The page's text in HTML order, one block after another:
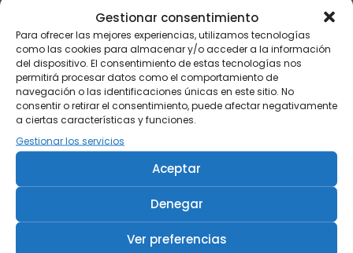
Gestionar consentimiento
Para ofrecer las mejores experiencias, utilizamos tecnologías
como las cookies para almacenar y/o acceder a la información
del dispositivo. El consentimiento de estas tecnologías nos
permitirá procesar datos como el comportamiento de
navegación o las identificaciones únicas en este sitio. No
consentir o retirar el consentimiento, puede afectar negativamente
a ciertas características y funciones.
Gestionar los servicios
Aceptar
Denegar
Ver preferencias